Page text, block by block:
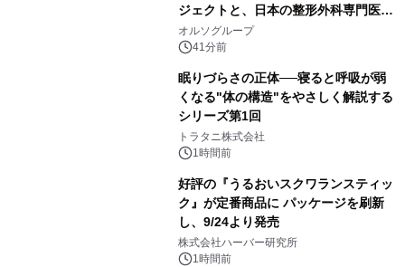
ジェクトと、日本の整形外科専門医が
サステナブルな「エシカル・ツバメの
巣」の共同臨床検証を開始
オルソグループ
41分前
眠りづらさの正体──寝ると呼吸が弱
くなる"体の構造"をやさしく解説する
シリーズ第1回
トラタニ株式会社
1時間前
好評の『うるおいスクワランスティッ
ク』が定番商品に パッケージを刷新
し、9/24より発売
株式会社ハーバー研究所
1時間前